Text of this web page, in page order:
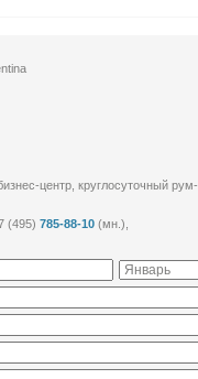
центр, круглосуточный рум-
(495) 785-88-10 (мн.),